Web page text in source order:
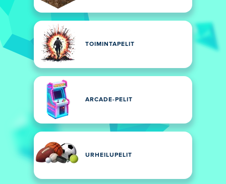
TOIMINTAPELIT
ARCADE-PELIT
URHEILUPELIT